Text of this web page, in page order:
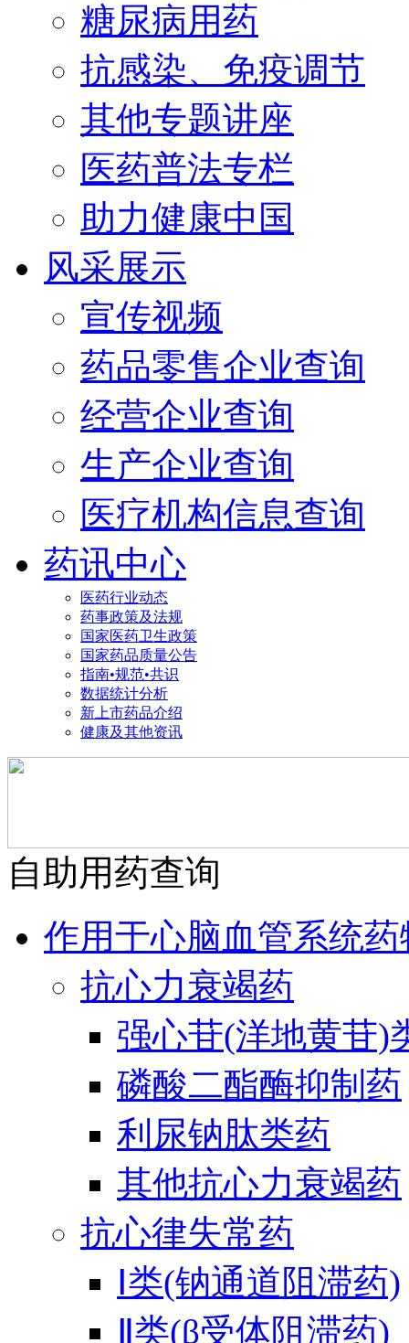
糖尿病用药
抗感染、免疫调节
其他专题讲座
医药普法专栏
助力健康中国
风采展示
宣传视频
药品零售企业查询
经营企业查询
生产企业查询
医疗机构信息查询
药讯中心
医药行业动态
药事政策及法规
国家医药卫生政策
国家药品质量公告
指南•规范•共识
数据统计分析
新上市药品介绍
健康及其他资讯
自助用药查询
作用于心脑血管系统药
抗心力衰竭药
强心苷(洋地黄苷)
磷酸二酯酶抑制药
利尿钠肽类药
其他抗心力衰竭药
抗心律失常药
Ⅰ类(钠通道阻滞药)
Ⅱ类(β受体阻滞药)